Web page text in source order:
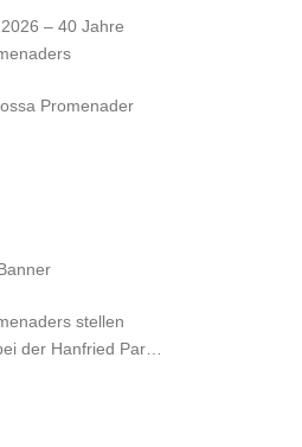
– 40 Jahre
Promenader
stellen
der Hanfried Party